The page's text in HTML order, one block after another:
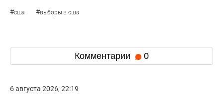
#сша #выборы в сша
Комментарии 0
6 августа 2026, 22:19